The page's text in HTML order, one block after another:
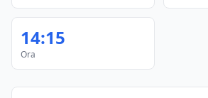
14:15
Ora